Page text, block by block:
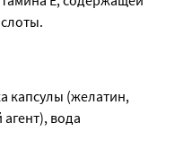
капсулы (желатин,
вода